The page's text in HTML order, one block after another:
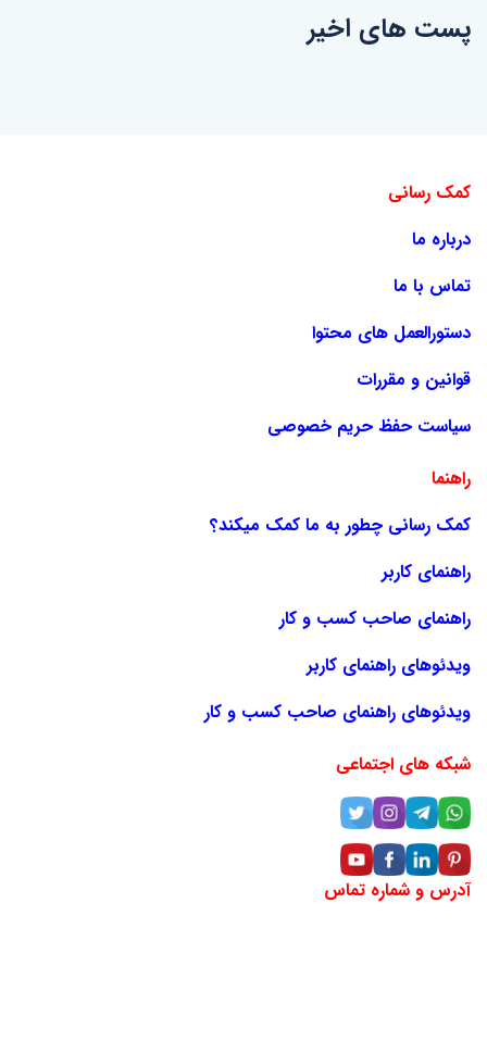
پست های اخیر
کمک رسانی
درباره ما
تماس با ما
دستورالعمل های محتوا
قوانین و مقررات
سیاست حفظ حریم خصوصی
راهنما
کمک رسانی چطور به ما کمک میکند؟
راهنمای کاربر
راهنمای صاحب کسب و کار
ویدئوهای راهنمای کاربر
ویدئوهای راهنمای صاحب کسب و کار
شبکه های اجتماعی
آدرس و شماره تماس